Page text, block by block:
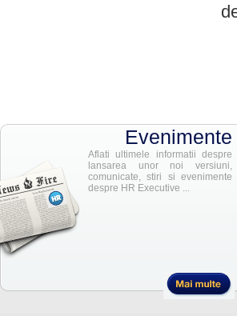
Evenimente
Aflati ultimele informatii despre
lansarea unor noi versiuni,
comunicate, stiri si evenimente
despre HR Executive ...